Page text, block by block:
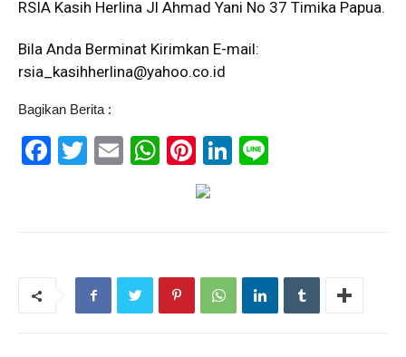
RSIA Kasih Herlina Jl Ahmad Yani No 37 Timika Papua.
Bila Anda Berminat Kirimkan E-mail:
rsia_kasihherlina@yahoo.co.id
Bagikan Berita :
Facebook
Twitter
EmailWhatsApp
Pinterest
LinkedIn